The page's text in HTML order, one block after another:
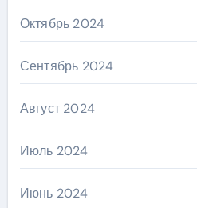
Октябрь 2024
Сентябрь 2024
Август 2024
Июль 2024
Июнь 2024